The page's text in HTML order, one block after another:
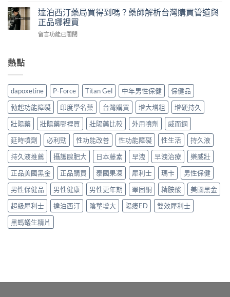
解
假
貨
招
安
全
買
到
正
品〉
中
較
威
鋼、
勁
與
雙
效
藥，
哪
最
適
合
你？〉
中
少？
藥
師
公
友
最
常
問
的
價
與
購
買
管
道
一
次
講
清
楚〉
泊
西
汀
台
揭
密：
必
利
勁
是
達
泊
西
汀，
劑
量
與
購
買
達泊西汀藥局買得到嗎？藥師解析台灣購買管道與
正品哪裡買
在
局
買
得
到
嗎？
藥
解
析
台
灣
購
買
管
道
與
正
留言功能已關閉
熱點
dapoxetine P-Force Titan Gel 中年男性保健
保健品
勃起功能障礙
印度學名藥 台灣購買 增大增粗
增硬持久
壯陽藥
壯陽藥哪裡買 壯陽藥比較 外用噴劑
威而鋼
延時噴劑
必利勁 性功能改善 性功能障礙 性生活
持久液
持久液推薦
攝護腺肥大 日本藤素 早洩 早洩治療
樂威壯
正品美國黑金
正品購買 泰國果凍 犀利士 瑪卡
男性保健
男性保健品
男性健康 男性更年期 睪固酮 精胺酸
美國黑金
超級犀利士
達泊西汀 陰莖增大 陽痿ED
雙效犀利士
黑螞蟻生精片